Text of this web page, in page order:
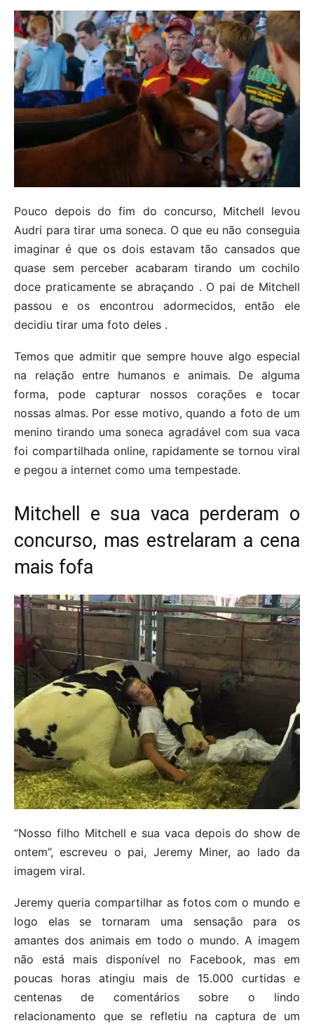
Pouco depois do fim do concurso, Mitchell levou
Audri para tirar uma soneca. O que eu não conseguia
imaginar é que os dois estavam tão cansados que
quase sem perceber acabaram tirando um cochilo
doce praticamente se abraçando . O pai de Mitchell
passou e os encontrou adormecidos, então ele
decidiu tirar uma foto deles .
Temos que admitir que sempre houve algo especial
na relação entre humanos e animais. De alguma
forma, pode capturar nossos corações e tocar
nossas almas. Por esse motivo, quando a foto de um
menino tirando uma soneca agradável com sua vaca
foi compartilhada online, rapidamente se tornou viral
e pegou a internet como uma tempestade.
Mitchell e sua vaca perderam o
concurso, mas estrelaram a cena
mais fofa
“Nosso filho Mitchell e sua vaca depois do show de
ontem”, escreveu o pai, Jeremy Miner, ao lado da
imagem viral.
Jeremy queria compartilhar as fotos com o mundo e
logo elas se tornaram uma sensação para os
amantes dos animais em todo o mundo. A imagem
não está mais disponível no Facebook, mas em
poucas horas atingiu mais de 15.000 curtidas e
centenas de comentários sobre o lindo
relacionamento que se refletiu na captura de um